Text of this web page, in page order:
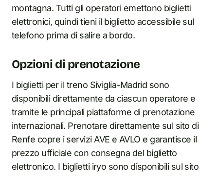
montagna. Tutti gli operatori emettono biglietti
elettronici, quindi tieni il biglietto accessibile sul
telefono prima di salire a bordo.
Opzioni di prenotazione
I biglietti per il treno Siviglia-Madrid sono
disponibili direttamente da ciascun operatore e
tramite le principali piattaforme di prenotazione
internazionali. Prenotare direttamente sul sito di
Renfe copre i servizi AVE e AVLO e garantisce il
prezzo ufficiale con consegna del biglietto
elettronico. I biglietti iryo sono disponibili sul sito